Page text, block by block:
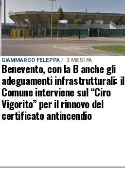
GIAMMARCO FELEPPA 3 MESI FA
Benevento, con la B anche gli
adeguamenti infrastrutturali: il
Comune interviene sul “Ciro
Vigorito” per il rinnovo del
certificato antincendio